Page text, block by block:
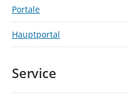
Portale
Hauptportal
Service